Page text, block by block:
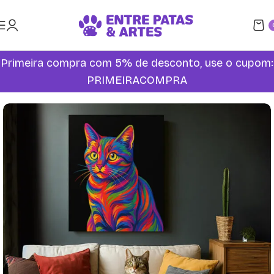
Primeira compra com 5% de desconto, use o cupom:
PRIMEIRACOMPRA